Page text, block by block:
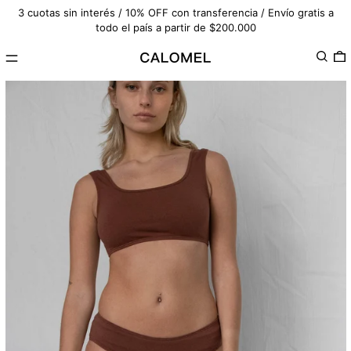
3 cuotas sin interés / 10% OFF con transferencia / Envío gratis a
todo el país a partir de $200.000
Menú Buscar